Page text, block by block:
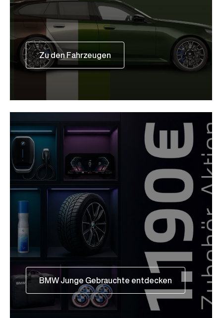
Zu den Fahrzeugen
BMW Junge Gebrauchte entdecken